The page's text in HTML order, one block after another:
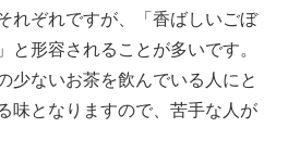
れぞれですが、「香ばしいごぼ
と形容されることが多いです。
少ないお茶を飲んでいる人にと
味となりますので、苦手な人が